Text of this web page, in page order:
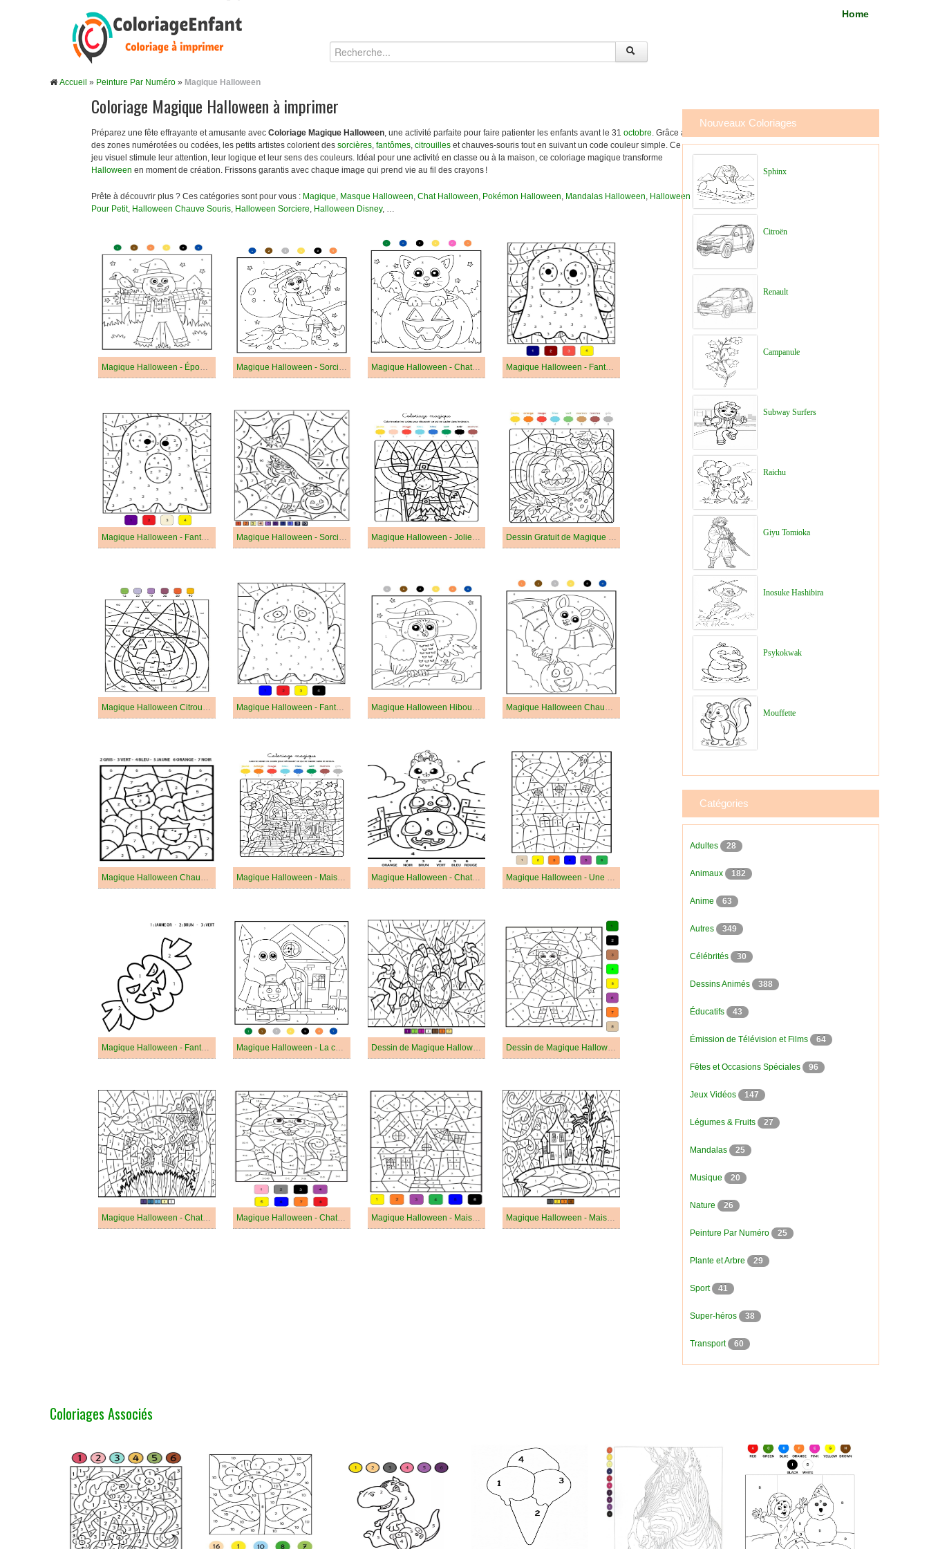
Home
Accueil » Peinture Par Numéro » Magique Halloween
Coloriage Magique Halloween à imprimer
Préparez une fête effrayante et amusante avec Coloriage Magique Halloween, une activité parfaite pour faire patienter les enfants avant le 31 octobre. Grâce à
des zones numérotées ou codées, les petits artistes colorient des sorcières, fantômes, citrouilles et chauves-souris tout en suivant un code couleur simple. Ce
jeu visuel stimule leur attention, leur logique et leur sens des couleurs. Idéal pour une activité en classe ou à la maison, ce coloriage magique transforme
Halloween en moment de création. Frissons garantis avec chaque image qui prend vie au fil des crayons !
Prête à découvrir plus ? Ces catégories sont pour vous : Magique, Masque Halloween, Chat Halloween, Pokémon Halloween, Mandalas Halloween, Halloween
Pour Petit, Halloween Chauve Souris, Halloween Sorciere, Halloween Disney, …
Magique Halloween - Épouvantail Souriant Magique Halloween - Sorcière Mignonne Magique Halloween - Chat Mignon d'Halloween Magique Halloween - Fantôme Mignon
Magique Halloween - Fantôme Drôle Magique Halloween - Sorcière d'Halloween Magique Halloween - Jolie Sorcière d'Halloween Dessin Gratuit de Magique Halloween
Magique Halloween Citrouille d'Halloween Magique Halloween - Fantôme Triste Magique Halloween Hibou d'Halloween Magique Halloween Chauve-souris Mignonne
Magique Halloween Chauves-souris Mignonnes Magique Halloween - Maison Hantée Magique Halloween - Chat Noir Mignon Magique Halloween - Une Maison Hantée
Magique Halloween - Fantôme Magique Halloween - La charité s'il-vous-plaît Dessin de Magique Halloween Gratuit Dessin de Magique Halloween
Magique Halloween - Chat Noir Magique Halloween - Chat Sorcière Magique Halloween - Maison d'Halloween Magique Halloween - Maison Hantée d'Halloween
Nouveaux Coloriages
Sphinx
Citroën
Renault
Campanule
Subway Surfers
Raichu
Giyu Tomioka
Inosuke Hashibira
Psykokwak
Mouffette
Catégories
Adultes 28
Animaux 182
Anime 63
Autres 349
Célébrités 30
Dessins Animés 388
Éducatifs 43
Émission de Télévision et Films 64
Fêtes et Occasions Spéciales 96
Jeux Vidéos 147
Légumes & Fruits 27
Mandalas 25
Musique 20
Nature 26
Peinture Par Numéro 25
Plante et Arbre 29
Sport 41
Super-héros 38
Transport 60
Coloriages Associés